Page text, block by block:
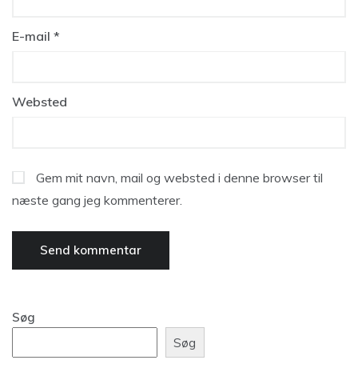
E-mail *
Websted
Gem mit navn, mail og websted i denne browser til
næste gang jeg kommenterer.
Søg
Søg